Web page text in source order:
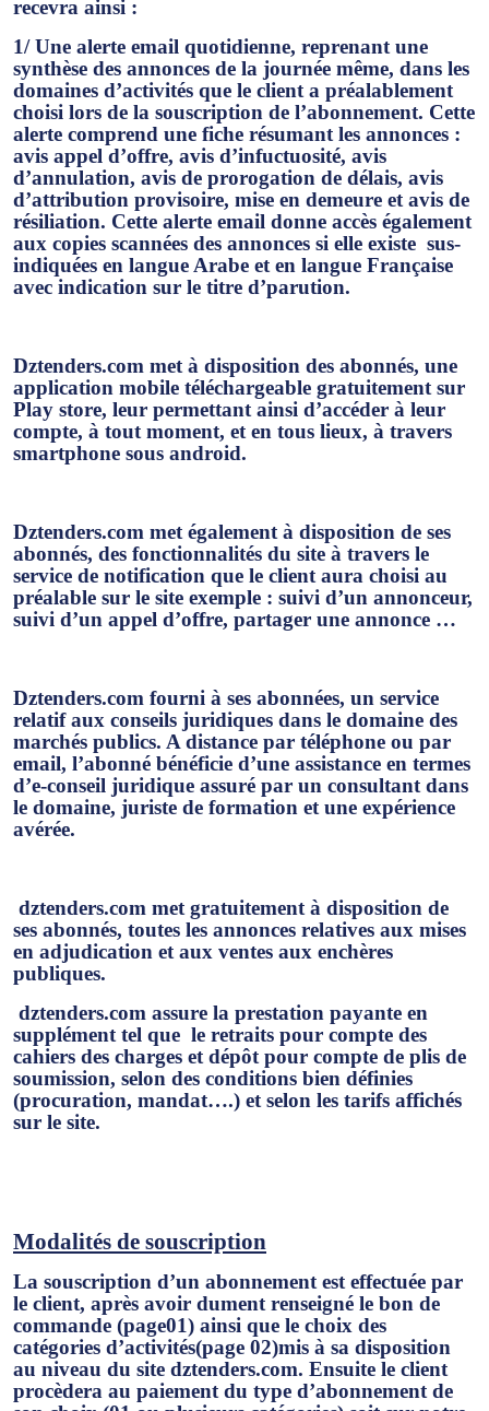
recevra ainsi :
1/ Une alerte email quotidienne, reprenant une
synthèse des annonces de la journée même, dans les
domaines d’activités que le client a préalablement
choisi lors de la souscription de l’abonnement. Cette
alerte comprend une fiche résumant les annonces :
avis appel d’offre, avis d’infuctuosité, avis
d’annulation, avis de prorogation de délais, avis
d’attribution provisoire, mise en demeure et avis de
résiliation. Cette alerte email donne accès également
aux copies scannées des annonces si elle existe sus-
indiquées en langue Arabe et en langue Française
avec indication sur le titre d’parution.
Dztenders.com met à disposition des abonnés, une
application mobile téléchargeable gratuitement sur
Play store, leur permettant ainsi d’accéder à leur
compte, à tout moment, et en tous lieux, à travers
smartphone sous android.
Dztenders.com met également à disposition de ses
abonnés, des fonctionnalités du site à travers le
service de notification que le client aura choisi au
préalable sur le site exemple : suivi d’un annonceur,
suivi d’un appel d’offre, partager une annonce …
Dztenders.com fourni à ses abonnées, un service
relatif aux conseils juridiques dans le domaine des
marchés publics. A distance par téléphone ou par
email, l’abonné bénéficie d’une assistance en termes
d’e-conseil juridique assuré par un consultant dans
le domaine, juriste de formation et une expérience
avérée.
dztenders.com met gratuitement à disposition de
ses abonnés, toutes les annonces relatives aux mises
en adjudication et aux ventes aux enchères
publiques.
dztenders.com assure la prestation payante en
supplément tel que le retraits pour compte des
cahiers des charges et dépôt pour compte de plis de
soumission, selon des conditions bien définies
(procuration, mandat….) et selon les tarifs affichés
sur le site.
Modalités de souscription
La souscription d’un abonnement est effectuée par
le client, après avoir dument renseigné le bon de
commande (page01) ainsi que le choix des
catégories d’activités(page 02)mis à sa disposition
au niveau du site dztenders.com. Ensuite le client
procèdera au paiement du type d’abonnement de